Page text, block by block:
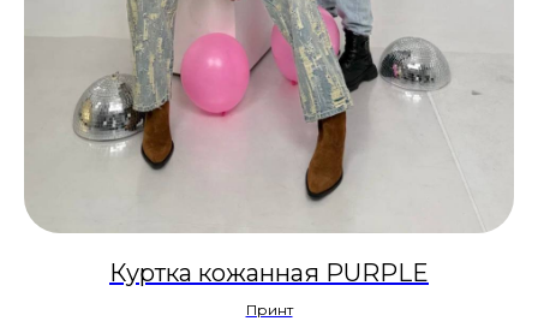
Куртка кожанная PURPLE
Принт